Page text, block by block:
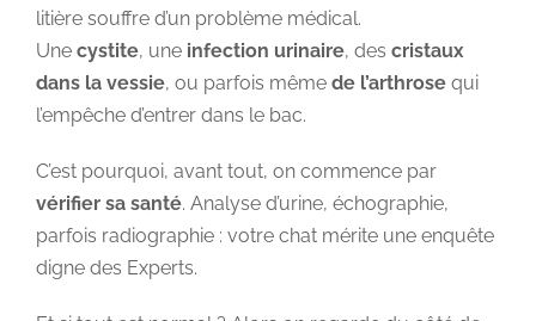
litière souffre d’un problème médical.
Une cystite, une infection urinaire, des cristaux
dans la vessie, ou parfois même de l’arthrose qui
l’empêche d’entrer dans le bac.
C’est pourquoi, avant tout, on commence par
vérifier sa santé. Analyse d’urine, échographie,
parfois radiographie : votre chat mérite une enquête
digne des Experts.